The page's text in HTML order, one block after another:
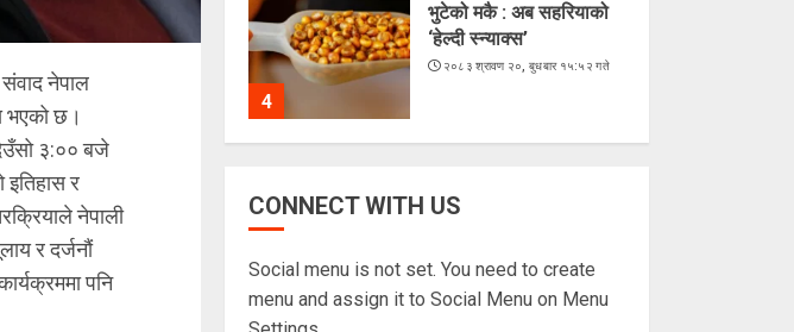
संवाद नेपाल
भएको छ।
३:०० बजे
इतिहास र
नेपाली
र दर्जनौं
पनि
4
भुटेको मकै : अब सहरियाको
‘हेल्दी स्न्याक्स’
२०८३ श्रावण २०, बुधबार १५:५२ गते
आराम-सम्मानको उमेरमा
२०८३ श्रावण १९, मंगलवार १३:३८ गते
CONNECT WITH US
Social menu is not set. You need to create
menu and assign it to Social Menu on Menu